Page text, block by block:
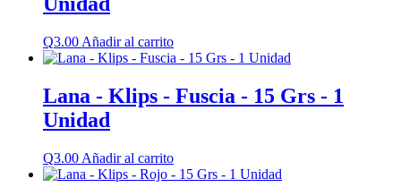
Q3.00 Añadir al carrito
Lana - Klips - Fuscia - 15 Grs - 1
Unidad
Q3.00 Añadir al carrito